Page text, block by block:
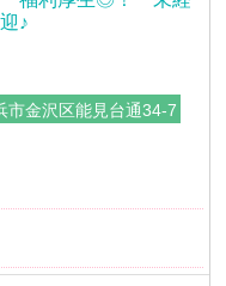
♪
市金沢区能見台通34-7